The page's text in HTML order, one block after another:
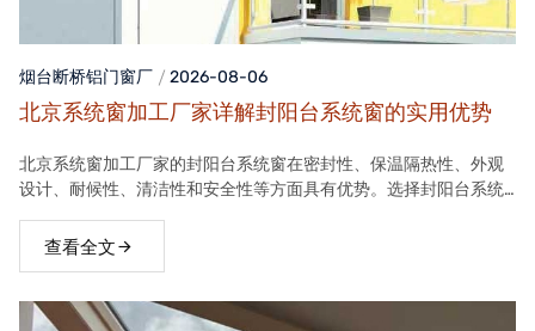
烟台断桥铝门窗厂 2026-08-06
北京系统窗加工厂家详解封阳台系统窗的实用优势
北京系统窗加工厂家的封阳台系统窗在密封性、保温隔热性、外观
设计、耐候性、清洁性和安全性等方面具有优势。选择封阳台系统
体验。
查看全文